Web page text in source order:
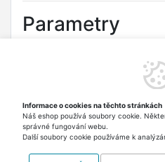
Parametry
částečně
Velikost:S (36, 37), 24
(40, 41), 26 cm, XL (42,
Informace o cookies na těchto stránkách
Náš eshop používá soubory cookie.
správné fungování webu.
Další soubory cookie používáme k